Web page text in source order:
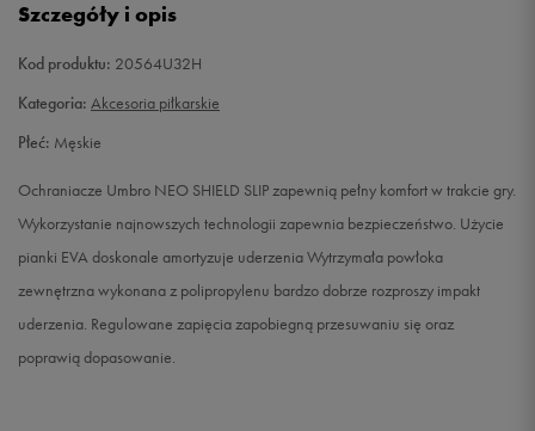
Szczegóły i opis
Kod produktu: 20564U32H
Kategoria: Akcesoria piłkarskie
Płeć: Męskie
Ochraniacze Umbro NEO SHIELD SLIP zapewnią pełny komfort w trakcie gry.
Wykorzystanie najnowszych technologii zapewnia bezpieczeństwo. Użycie
pianki EVA doskonale amortyzuje uderzenia Wytrzymała powłoka
zewnętrzna wykonana z polipropylenu bardzo dobrze rozproszy impakt
uderzenia. Regulowane zapięcia zapobiegną przesuwaniu się oraz
poprawią dopasowanie.